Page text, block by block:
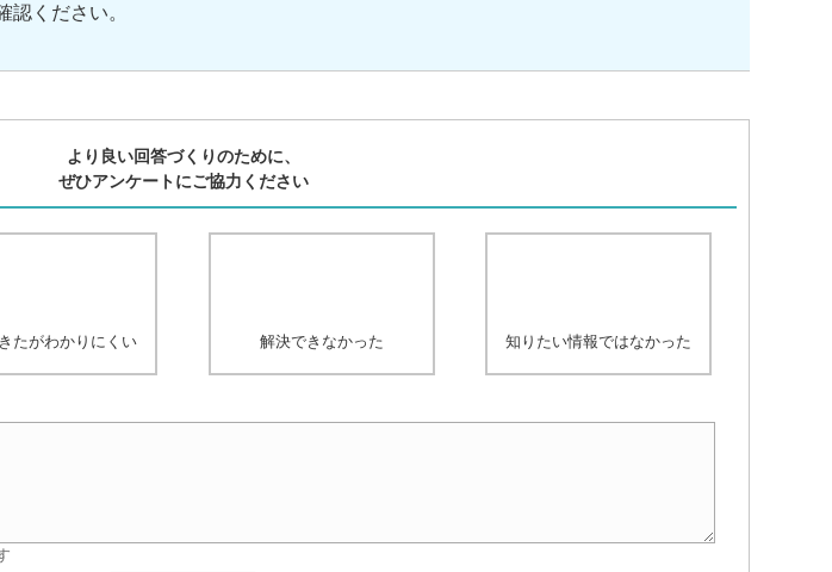
認ください。
より良い回答づくりのために、
ぜひアンケートにご協力ください
たがわかりにくい 解決できなかった 知りたい情報ではなかった